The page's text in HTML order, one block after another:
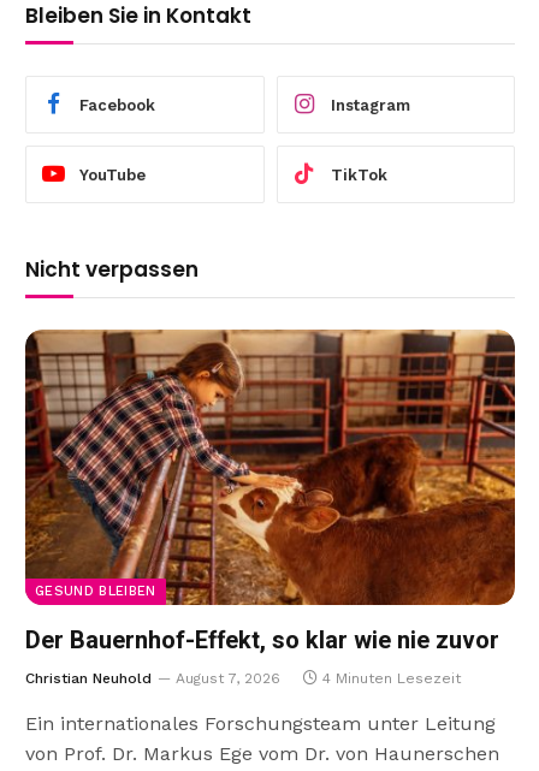
Bleiben Sie in Kontakt
Facebook Instagram
YouTube TikTok
Nicht verpassen
GESUND BLEIBEN
Der Bauernhof-Effekt, so klar wie nie zuvor
Christian Neuhold August 7, 2026 4 Minuten Lesezeit
Ein internationales Forschungsteam unter Leitung
von Prof. Dr. Markus Ege vom Dr. von Haunerschen